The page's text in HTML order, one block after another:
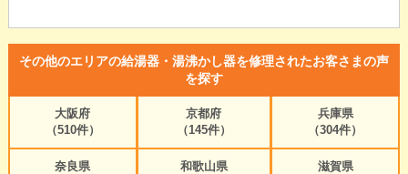
その他のエリアの給湯器・湯沸かし器を修理されたお客さまの声
を探す
大阪府
（510件）
京都府
（145件）
兵庫県
（304件）
奈良県
和歌山県
滋賀県